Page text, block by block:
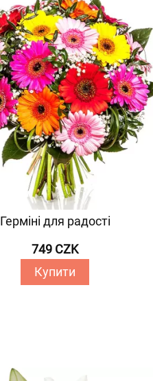
Герміні для радості
749 CZK
Купити